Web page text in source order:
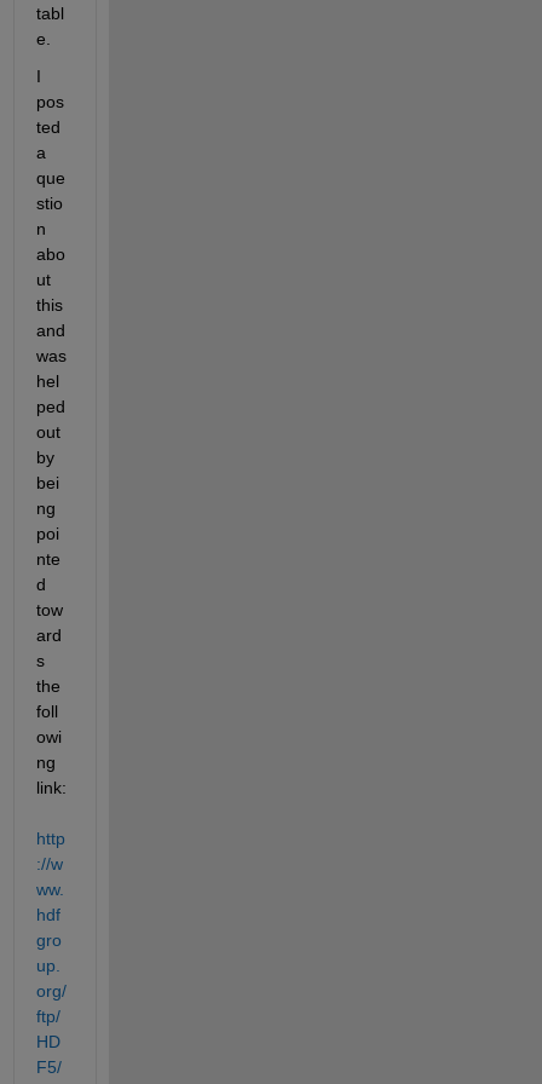
tabl
e.
I
pos
ted
a
que
stio
n
abo
ut
this
and
was
hel
ped
out
by
bei
ng
poi
nte
d
tow
ard
s
the
foll
owi
ng
link:
http
://w
ww.
hdf
gro
up.
org/
ftp/
HD
F5/